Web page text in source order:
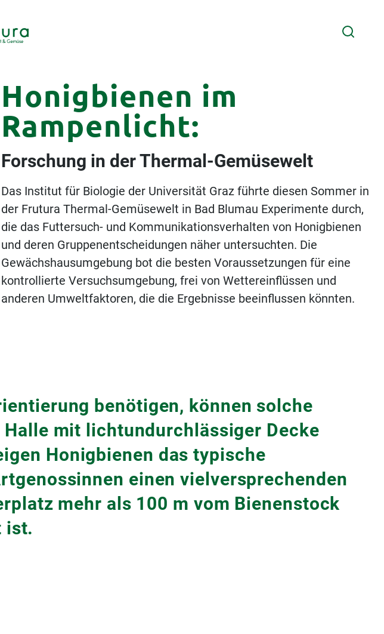
Honigbienen im
Rampenlicht:
Forschung in der Thermal-Gemüsewelt
Das Institut für Biologie der Universität Graz führte diesen Sommer in
der Frutura Thermal-Gemüsewelt in Bad Blumau Experimente durch,
die das Futtersuch- und Kommunikationsverhalten von Honigbienen
und deren Gruppenentscheidungen näher untersuchten. Die
Gewächshausumgebung bot die besten Voraussetzungen für eine
kontrollierte Versuchsumgebung, frei von Wettereinflüssen und
anderen Umweltfaktoren, die die Ergebnisse beeinflussen könnten.
benötigen, können solche
mit lichtundurchlässiger Decke
Honigbienen das typische
einen vielversprechenden
mehr als 100 m vom Bienenstock
ist.